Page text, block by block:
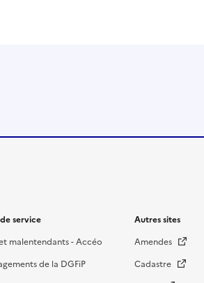
service
malentendants - Accéo
de la DGFiP
Autres sites
Amendes
Cadastre